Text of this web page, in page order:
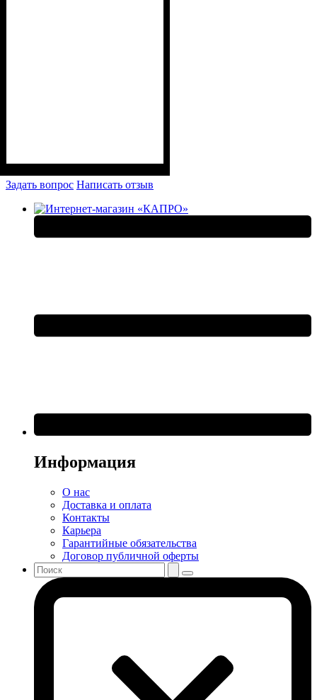
Задать вопрос Написать отзыв
Информация
О нас
Доставка и оплата
Контакты
Карьера
Гарантийные обязательства
Договор публичной оферты